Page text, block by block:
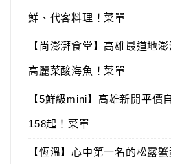
鮮、代客料理！菜單
【尚澎湃食堂】高雄最道地
高麗菜酸海魚！菜單
【5鮮級mini】高雄新開平價
158起！菜單
【恆溫】心中第一名的松露